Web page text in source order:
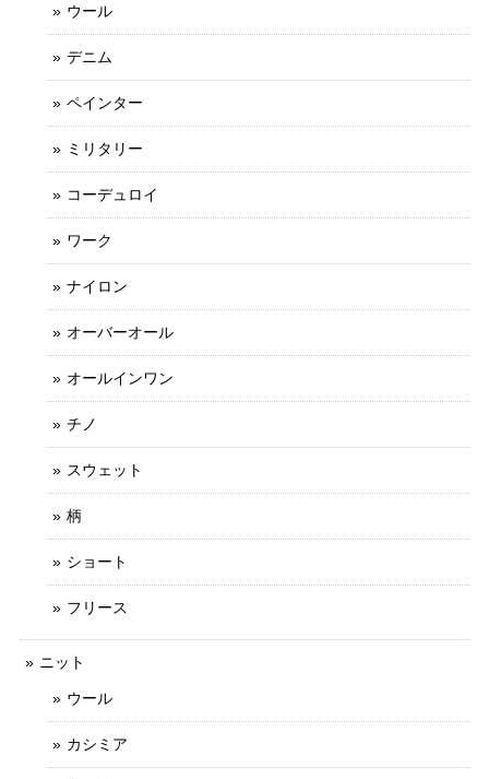
ウール
デニム
ペインター
ミリタリー
コーデュロイ
ワーク
ナイロン
オーバーオール
オールインワン
チノ
スウェット
柄
ショート
フリース
ニット
ウール
カシミア